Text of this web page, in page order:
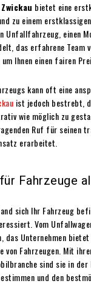
bietet eine
zu einem
Unfallfahrzeug, einen
das erfahrene Team
Ihnen einen fairen
kann oft eine
ist jedoch bestrebt,
wie möglich zu
Ruf für seinen
erarbeitet.
Fahrzeuge
sich Ihr Fahrzeug
Vom
das Unternehmen
Fahrzeugen. Mit
sind sie in der
und den